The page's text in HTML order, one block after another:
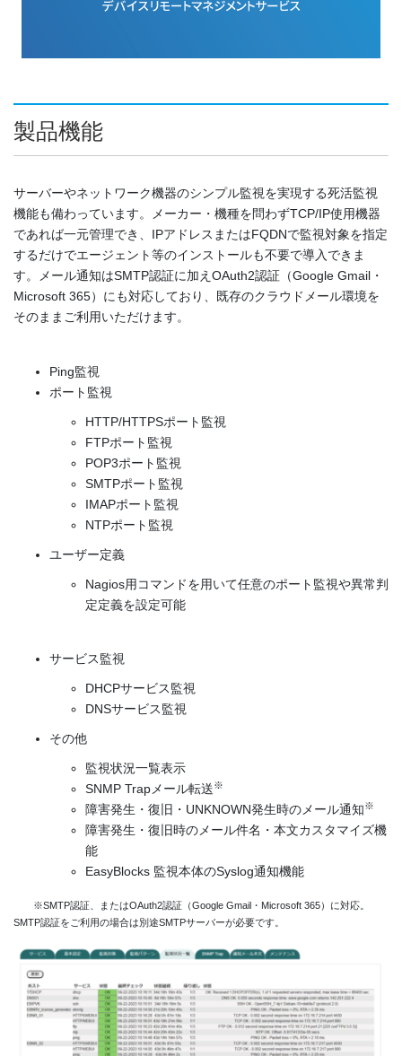
製品機能
サーバーやネットワーク機器のシンプル監視を実現する死活監視
機能も備わっています。メーカー・機種を問わずTCP/IP使用機器
であれば一元管理でき、IPアドレスまたはFQDNで監視対象を指定
するだけでエージェント等のインストールも不要で導入できま
す。メール通知はSMTP認証に加えOAuth2認証（Google Gmail・
Microsoft 365）にも対応しており、既存のクラウドメール環境を
そのままご利用いただけます。
Ping監視
ポート監視
HTTP/HTTPSポート監視
FTPポート監視
POP3ポート監視
SMTPポート監視
IMAPポート監視
NTPポート監視
ユーザー定義
Nagios用コマンドを用いて任意のポート監視や異常判
定定義を設定可能
サービス監視
DHCPサービス監視
DNSサービス監視
その他
監視状況一覧表示
SNMP Trapメール転送※
障害発生・復旧・UNKNOWN発生時のメール通知※
障害発生・復旧時のメール件名・本文カスタマイズ機
能
EasyBlocks 監視本体のSyslog通知機能
※SMTP認証、またはOAuth2認証（Google Gmail・Microsoft 365）に対応。
SMTP認証をご利用の場合は別途SMTPサーバーが必要です。